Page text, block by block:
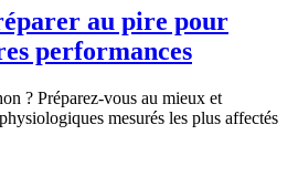
au pire pour
performances
? Préparez-vous au mieux et
mesurés les plus affectés